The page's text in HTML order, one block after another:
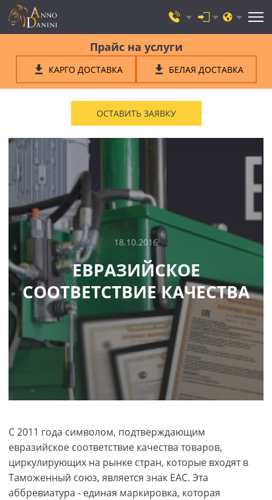
Прайс на услуги
КАРГО ДОСТАВКА БЕЛАЯ ДОСТАВКА
ОСТАВИТЬ ЗАЯВКУ
18.10.2016
ЕВРАЗИЙСКОЕ
СООТВЕТСТВИЕ КАЧЕСТВА
С 2011 года символом, подтверждающим
евразийское соответствие качества товаров,
циркулирующих на рынке стран, которые входят в
Таможенный союз, является знак ЕАС. Эта
аббревиатура - единая маркировка, которая